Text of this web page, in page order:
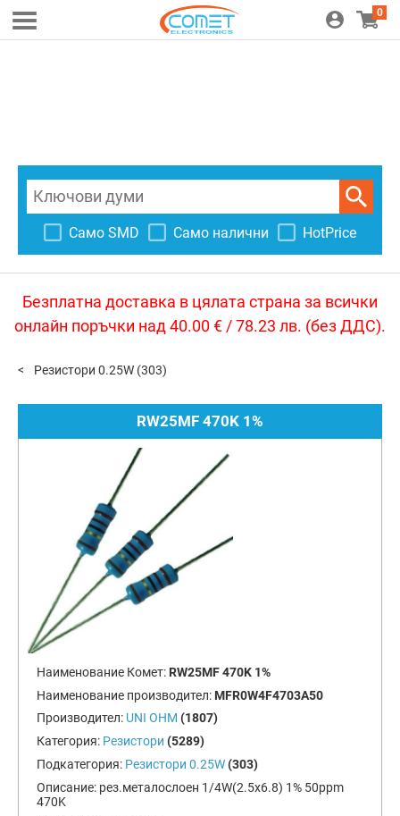
0
Само SMD Само налични HotPrice
Безплатна доставка в цялата страна за всички
онлайн поръчки над 40.00 € / 78.23 лв. (без ДДС).
Резистори 0.25W (303)
RW25MF 470K 1%
Наименование Комет: RW25MF 470K 1%
Наименование производител: MFR0W4F4703A50
Производител: UNI OHM (1807)
Категория: Резистори (5289)
Подкатегория: Резистори 0.25W (303)
Описание: рез.металослоен 1/4W(2.5x6.8) 1% 50ppm
470K